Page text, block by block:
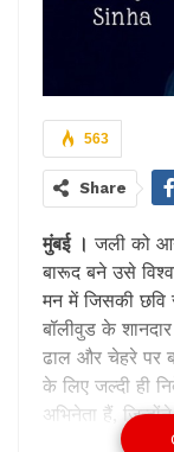
563
Share
मुंबई ।जली को
बारूद बने उसे
मन में जिसकी
बॉलीवुड के
ढाल और चेहरे पर
के लिए जल्दी ही
अभिनेता हैं,
की। आज यह